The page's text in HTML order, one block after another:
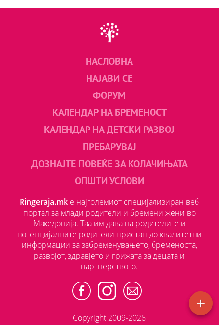
НАСЛОВНА
НАЈАВИ СЕ
ФОРУМ
КАЛЕНДАР НА БРЕМЕНОСТ
КАЛЕНДАР НА ДЕТСКИ РАЗВОЈ
ПРЕБАРУВАЈ
ДОЗНАЈТЕ ПОВЕЌЕ ЗА КОЛАЧИЊАТА
ОПШТИ УСЛОВИ
Ringeraja.mk е најголемиот специјализиран веб
портал за млади родители и бремени жени во
Македонија. Таа им дава на родителите и
потенцијалните родители пристап до квалитетни
информации за забременувањето, бременоста,
развојот, здравјето и грижата за децата и
партнерството.
Copyright 2009-2026